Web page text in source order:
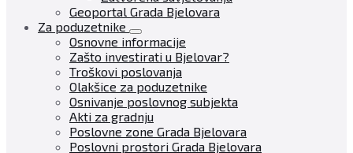
Geoportal Grada Bjelovara
Za poduzetnike
Osnovne informacije
Zašto investirati u Bjelovar?
Troškovi poslovanja
Olakšice za poduzetnike
Osnivanje poslovnog subjekta
Akti za gradnju
Poslovne zone Grada Bjelovara
Poslovni prostori Grada Bjelovara